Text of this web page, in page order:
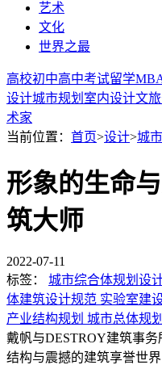
艺术
文化
世界之最
高校初中高中考试留学
设计城市规划 室内设计文
术家
当前位置： 首页>设计>城
形象的生命
筑大师
2022-07-11
标签： 城市综合体规划设
体建筑设计规范 实验室建
产业结构规划 城市总体规
戴帆与DESTROY建筑事
结构与震撼的建筑享誉世